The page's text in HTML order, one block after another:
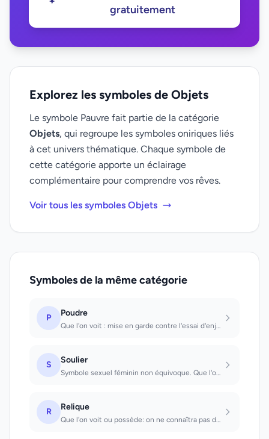
gratuitement
Explorez les symboles de Objets
Le symbole Pauvre fait partie de la catégorie
Objets, qui regroupe les symboles oniriques liés
à cet univers thématique. Chaque symbole de
cette catégorie apporte un éclairage
complémentaire pour comprendre vos rêves.
Voir tous les symboles Objets
Symboles de la même catégorie
P Poudre
Que l'on voit : mise en garde contre l'essai d'enjoliver ou de dissimuler quelqu...
S Soulier
Symbole sexuel féminin non équivoque. Que l'on voit: on aura prochainement beauc...
R Relique
Que l'on voit ou possède: on ne connaîtra pas de joie pendant longtemps.